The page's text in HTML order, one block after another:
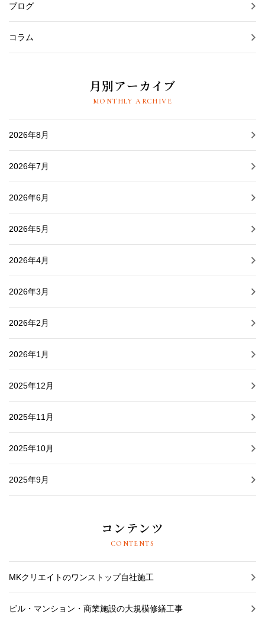
ブログ
コラム
月別アーカイブ
MONTHLY ARCHIVE
2026年8月
2026年7月
2026年6月
2026年5月
2026年4月
2026年3月
2026年2月
2026年1月
2025年12月
2025年11月
2025年10月
2025年9月
コンテンツ
CONTENTS
MKクリエイトのワンストップ自社施工
ビル・マンション・商業施設の大規模修繕工事